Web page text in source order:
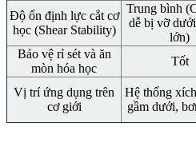
Độ ổn định lực cắt cơ
học (Shear Stability)
Trung bình
dễ bị vỡ
lớn)
Bảo vệ rỉ sét và ăn
mòn hóa học
Tốt
Vị trí ứng dụng trên
cơ giới
Hệ thống
gầm dưới,